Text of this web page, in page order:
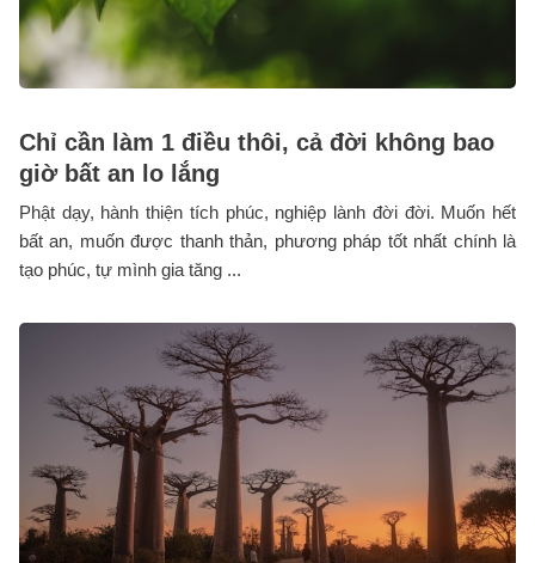
Chỉ cần làm 1 điều thôi, cả đời không bao
giờ bất an lo lắng
Phật dạy, hành thiện tích phúc, nghiệp lành đời đời. Muốn hết
bất an, muốn được thanh thản, phương pháp tốt nhất chính là
tạo phúc, tự mình gia tăng ...